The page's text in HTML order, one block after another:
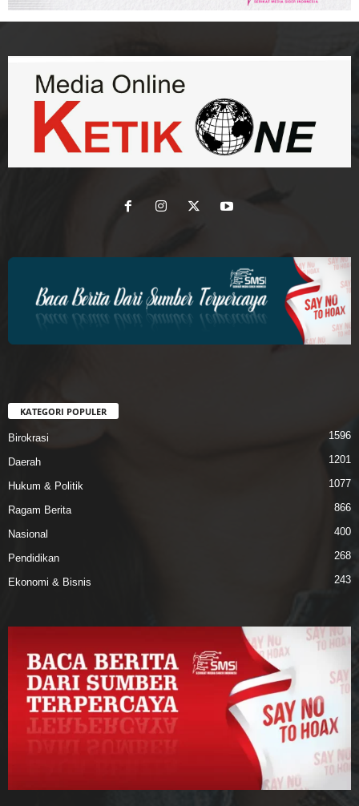
KATEGORI POPULER
Birokrasi 1596
Daerah 1201
Hukum & Politik 1077
Ragam Berita 866
Nasional 400
Pendidikan 268
Ekonomi & Bisnis 243